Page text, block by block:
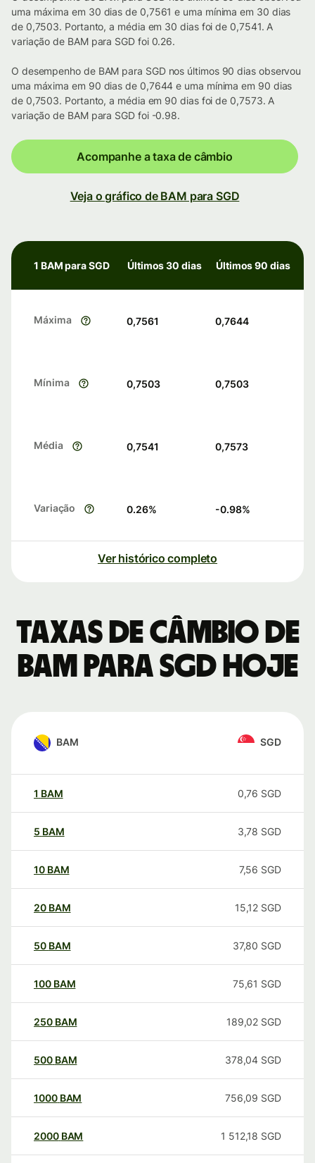
uma máxima em 30 dias de 0,7561 e uma mínima em 30 dias
de 0,7503. Portanto, a média em 30 dias foi de 0,7541. A
variação de BAM para SGD foi 0.26.
O desempenho de BAM para SGD nos últimos 90 dias observou
uma máxima em 90 dias de 0,7644 e uma mínima em 90 dias
de 0,7503. Portanto, a média em 90 dias foi de 0,7573. A
variação de BAM para SGD foi -0.98.
Acompanhe a taxa de câmbio
Veja o gráfico de BAM para SGD
1 BAM para SGD Últimos 30 dias Últimos 90 dias
Máxima 0,7561 0,7644
Mínima 0,7503 0,7503
Média 0,7541 0,7573
Variação 0.26% -0.98%
Ver histórico completo
Taxas de câmbio de
BAM para SGD hoje
BAM SGD
1 BAM 0,76 SGD
5 BAM 3,78 SGD
10 BAM 7,56 SGD
20 BAM 15,12 SGD
50 BAM 37,80 SGD
100 BAM 75,61 SGD
250 BAM 189,02 SGD
500 BAM 378,04 SGD
1000 BAM 756,09 SGD
2000 BAM 1 512,18 SGD